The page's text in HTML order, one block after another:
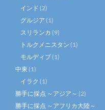
インド (2)
グルジア (1)
スリランカ (9)
トルクメニスタン (1)
モルディブ (1)
中東 (1)
イラク (1)
勝手に採点 ～アジア～ (2)
勝手に採点 ～アフリカ大陸～